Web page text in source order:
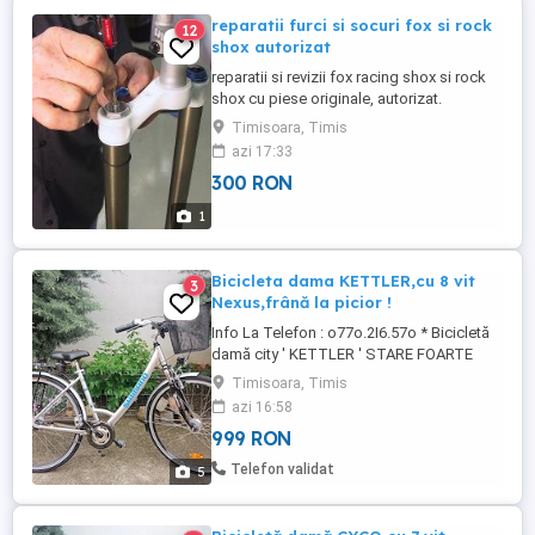
1
12
reparatii furci si socuri fox si rock
shox autorizat
reparatii si revizii fox racing shox si rock
shox cu piese originale, autorizat.
program de luni pina vineri de la 9 la 18
Timisoara, Timis
azi 17:33
300 RON
5
3
Bicicleta dama KETTLER,cu 8 vit
Nexus,frână la picior !
Info La Telefon : o77o.2I6.57o * Bicicletă
damă city ' KETTLER ' STARE FOARTE
BUNĂ ! - culoare chrome - cadru Alu - roți
pe 28 cu jante duble - furcă telescopică -
frână la picior + 1 pe ghidon - cu 8 viteze
butuc NEXUS - schimbător rotativ - Dinam
in roată -lumini Led funcționale ambele ...
Timisoara, Timis
azi 16:58
999 RON
Telefon validat